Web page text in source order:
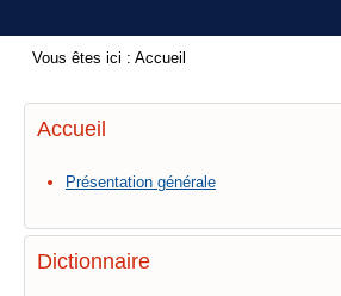
Vous êtes ici : Accueil
Accueil
Présentation générale
Dictionnaire